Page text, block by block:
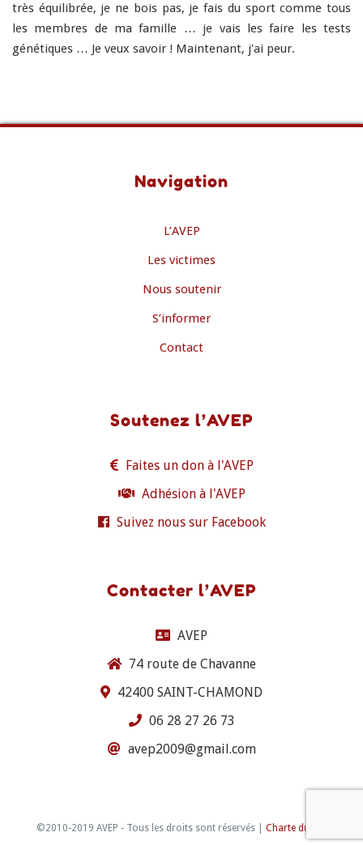
très équilibrée, je ne bois pas, je fais du sport comme tous
les membres de ma famille … je vais les faire les tests
génétiques … Je veux savoir ! Maintenant, j'ai peur.
Navigation
L’AVEP
Les victimes
Nous soutenir
S’informer
Contact
Soutenez l’AVEP
Faites un don à l'AVEP
Adhésion à l'AVEP
Suivez nous sur Facebook
Contacter l’AVEP
AVEP
74 route de Chavanne
42400 SAINT-CHAMOND
06 28 27 26 73
avep2009@gmail.com
©2010-2019 AVEP - Tous les droits sont réservés | Charte du site